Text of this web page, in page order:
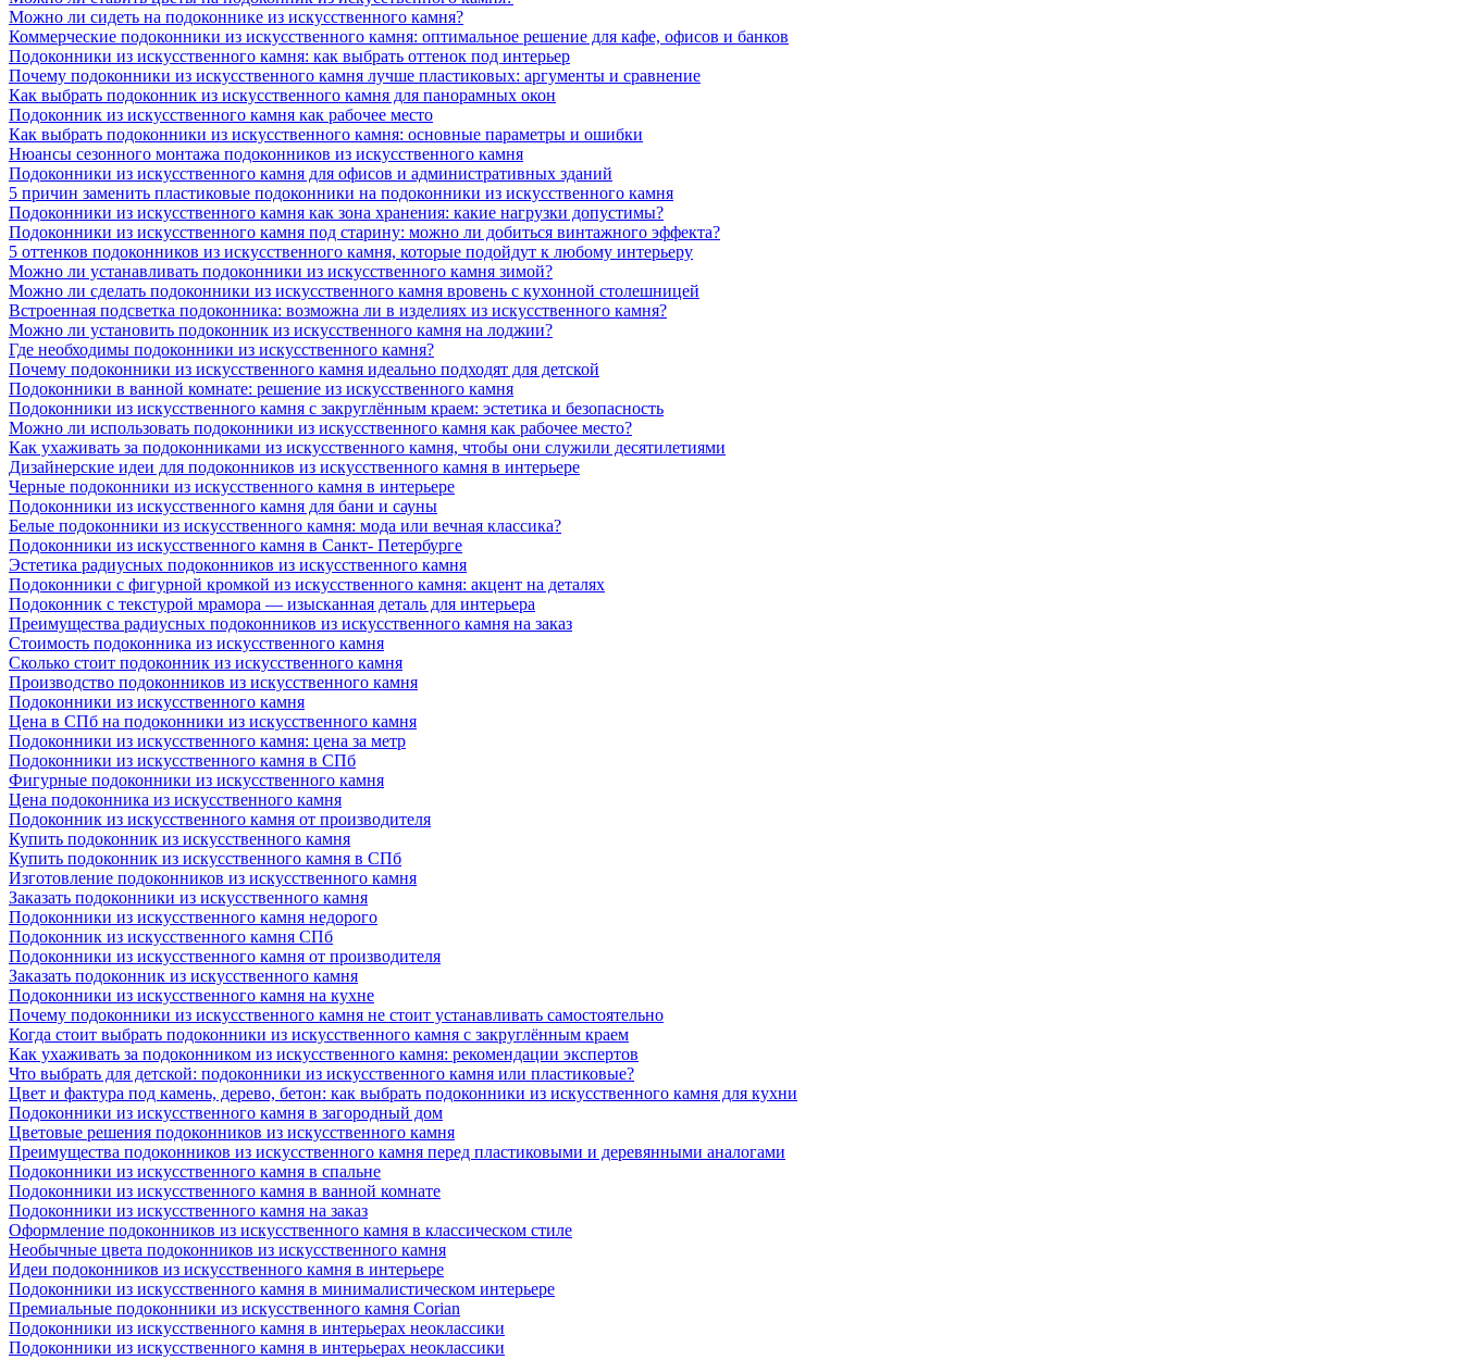
Можно ли сидеть на подоконнике из искусственного камня?
Коммерческие подоконники из искусственного камня: оптимальное решение для кафе, офисов и банков
Подоконники из искусственного камня: как выбрать оттенок под интерьер
Почему подоконники из искусственного камня лучше пластиковых: аргументы и сравнение
Как выбрать подоконник из искусственного камня для панорамных окон
Подоконник из искусственного камня как рабочее место
Как выбрать подоконники из искусственного камня: основные параметры и ошибки
Нюансы сезонного монтажа подоконников из искусственного камня
Подоконники из искусственного камня для офисов и административных зданий
5 причин заменить пластиковые подоконники на подоконники из искусственного камня
Подоконники из искусственного камня как зона хранения: какие нагрузки допустимы?
Подоконники из искусственного камня под старину: можно ли добиться винтажного эффекта?
5 оттенков подоконников из искусственного камня, которые подойдут к любому интерьеру
Можно ли устанавливать подоконники из искусственного камня зимой?
Можно ли сделать подоконники из искусственного камня вровень с кухонной столешницей
Встроенная подсветка подоконника: возможна ли в изделиях из искусственного камня?
Можно ли установить подоконник из искусственного камня на лоджии?
Где необходимы подоконники из искусственного камня?
Почему подоконники из искусственного камня идеально подходят для детской
Подоконники в ванной комнате: решение из искусственного камня
Подоконники из искусственного камня с закруглённым краем: эстетика и безопасность
Можно ли использовать подоконники из искусственного камня как рабочее место?
Как ухаживать за подоконниками из искусственного камня, чтобы они служили десятилетиями
Дизайнерские идеи для подоконников из искусственного камня в интерьере
Черные подоконники из искусственного камня в интерьере
Подоконники из искусственного камня для бани и сауны
Белые подоконники из искусственного камня: мода или вечная классика?
Подоконники из искусственного камня в Санкт- Петербурге
Эстетика радиусных подоконников из искусственного камня
Подоконники с фигурной кромкой из искусственного камня: акцент на деталях
Подоконник с текстурой мрамора — изысканная деталь для интерьера
Преимущества радиусных подоконников из искусственного камня на заказ
Стоимость подоконника из искусственного камня
Сколько стоит подоконник из искусственного камня
Производство подоконников из искусственного камня
Подоконники из искусственного камня
Цена в СПб на подоконники из искусственного камня
Подоконники из искусственного камня: цена за метр
Подоконники из искусственного камня в СПб
Фигурные подоконники из искусственного камня
Цена подоконника из искусственного камня
Подоконник из искусственного камня от производителя
Купить подоконник из искусственного камня
Купить подоконник из искусственного камня в СПб
Изготовление подоконников из искусственного камня
Заказать подоконники из искусственного камня
Подоконники из искусственного камня недорого
Подоконник из искусственного камня СПб
Подоконники из искусственного камня от производителя
Заказать подоконник из искусственного камня
Подоконники из искусственного камня на кухне
Почему подоконники из искусственного камня не стоит устанавливать самостоятельно
Когда стоит выбрать подоконники из искусственного камня с закруглённым краем
Как ухаживать за подоконником из искусственного камня: рекомендации экспертов
Что выбрать для детской: подоконники из искусственного камня или пластиковые?
Цвет и фактура под камень, дерево, бетон: как выбрать подоконники из искусственного камня для кухни
Подоконники из искусственного камня в загородный дом
Цветовые решения подоконников из искусственного камня
Преимущества подоконников из искусственного камня перед пластиковыми и деревянными аналогами
Подоконники из искусственного камня в спальне
Подоконники из искусственного камня в ванной комнате
Подоконники из искусственного камня на заказ
Оформление подоконников из искусственного камня в классическом стиле
Необычные цвета подоконников из искусственного камня
Идеи подоконников из искусственного камня в интерьере
Подоконники из искусственного камня в минималистическом интерьере
Премиальные подоконники из искусственного камня Corian
Подоконники из искусственного камня в интерьерах неоклассики
Подоконники из искусственного камня в интерьерах неоклассики